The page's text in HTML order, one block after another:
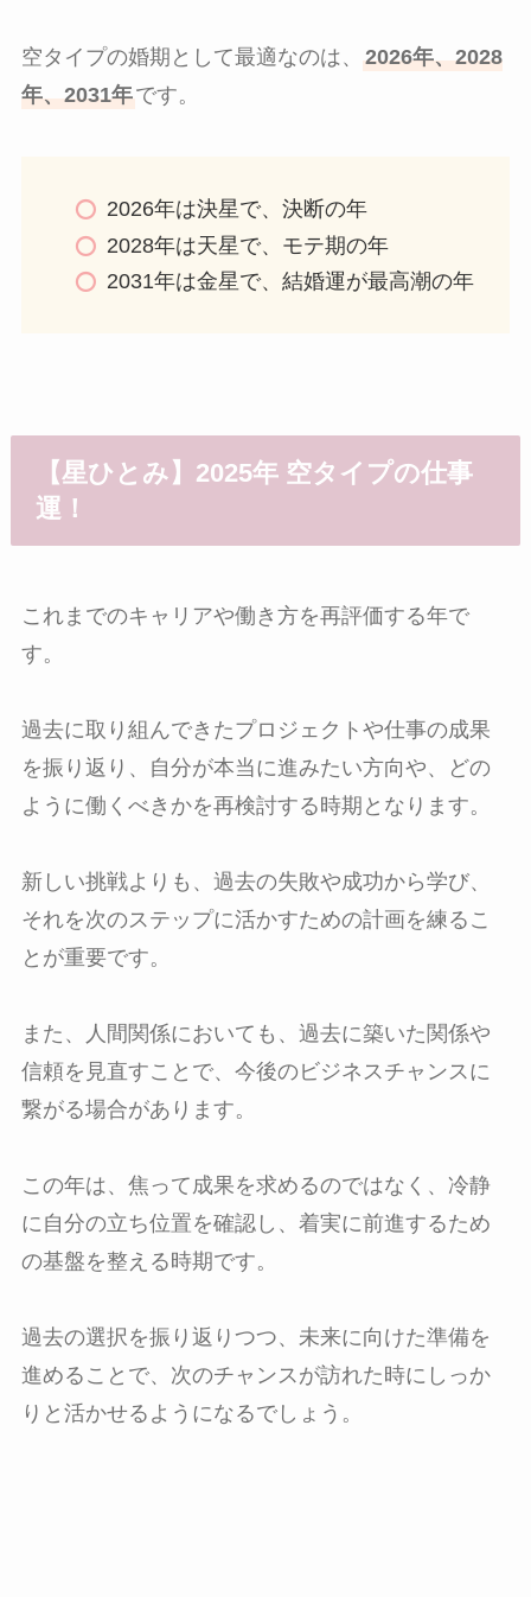
空タイプの婚期として最適なのは、 2026年、2028
年、2031年です。
2026年は決星で、決断の年
2028年は天星で、モテ期の年
2031年は金星で、結婚運が最高潮の年
【星ひとみ】2025年 空タイプの仕事
運！
これまでのキャリアや働き方を再評価する年で
す。
過去に取り組んできたプロジェクトや仕事の成果
を振り返り、自分が本当に進みたい方向や、どの
ように働くべきかを再検討する時期となります。
新しい挑戦よりも、過去の失敗や成功から学び、
それを次のステップに活かすための計画を練るこ
とが重要です。
また、人間関係においても、過去に築いた関係や
信頼を見直すことで、今後のビジネスチャンスに
繋がる場合があります。
この年は、焦って成果を求めるのではなく、冷静
に自分の立ち位置を確認し、着実に前進するため
の基盤を整える時期です。
過去の選択を振り返りつつ、未来に向けた準備を
進めることで、次のチャンスが訪れた時にしっか
りと活かせるようになるでしょう。